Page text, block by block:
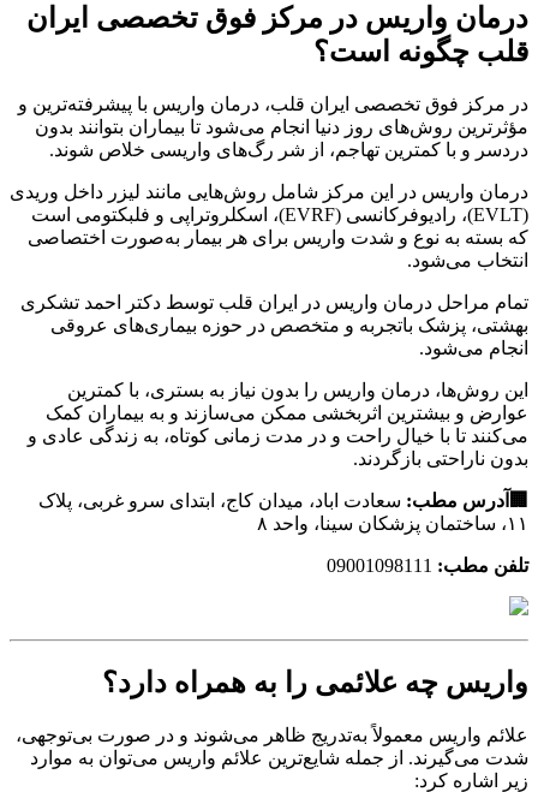
درمان واریس در مرکز فوق تخصصی ایران
قلب چگونه است؟
در مرکز فوق تخصصی ایران قلب، درمان واریس با پیشرفته‌ترین و
مؤثرترین روش‌های روز دنیا انجام می‌شود تا بیماران بتوانند بدون
دردسر و با کمترین تهاجم، از شر رگ‌های واریسی خلاص شوند.
درمان واریس در این مرکز شامل روش‌هایی مانند لیزر داخل وریدی
(EVLT)، رادیوفرکانسی (EVRF)، اسکلروتراپی و فلبکتومی است
که بسته به نوع و شدت واریس برای هر بیمار به‌صورت اختصاصی
انتخاب می‌شود.
تمام مراحل درمان واریس در ایران قلب توسط دکتر احمد تشکری
بهشتی، پزشک باتجربه و متخصص در حوزه بیماری‌های عروقی
انجام می‌شود.
این روش‌ها، درمان واریس را بدون نیاز به بستری، با کمترین
عوارض و بیشترین اثربخشی ممکن می‌سازند و به بیماران کمک
می‌کنند تا با خیال راحت و در مدت زمانی کوتاه، به زندگی عادی و
بدون ناراحتی بازگردند.
🏢 آدرس مطب: سعادت اباد، میدان کاج، ابتدای سرو غربی، پلاک
۱۱، ساختمان پزشکان سینا، واحد ۸
تلفن مطب:
واریس چه علائمی را به همراه دارد؟
علائم واریس معمولاً به‌تدریج ظاهر می‌شوند و در صورت بی‌توجهی،
شدت می‌گیرند. از جمله شایع‌ترین علائم واریس می‌توان به موارد
زیر اشاره کرد: